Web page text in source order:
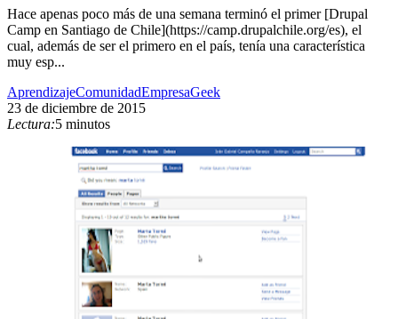
Hace apenas poco más de una semana terminó el primer [Drupal
Camp en Santiago de Chile](https://camp.drupalchile.org/es), el
cual, además de ser el primero en el país, tenía una característica
muy esp...
AprendizajeComunidadEmpresaGeek
23 de diciembre de 2015
Lectura:5 minutos